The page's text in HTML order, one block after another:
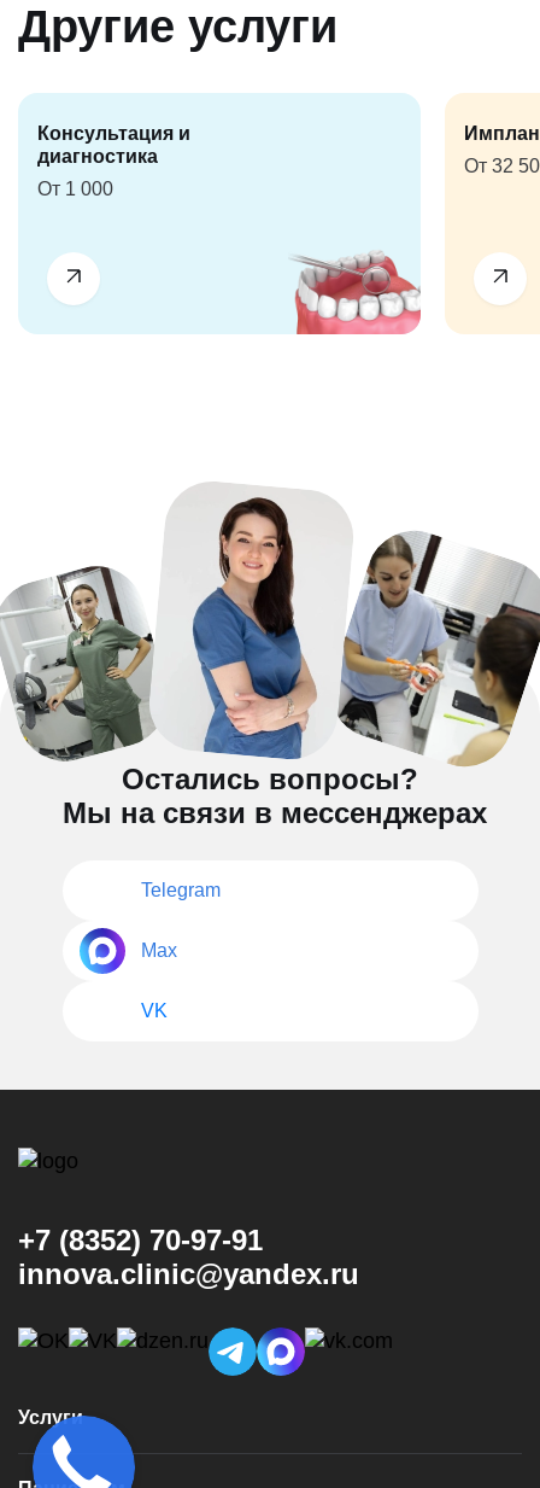
Другие услуги
Консультация и
диагностика
От 1 000
От 32
Остались вопросы?
Мы на связи в мессенджерах
Telegram
Max
VK
+7 (8352) 70-97-91
innova.clinic@yandex.ru
Услуги